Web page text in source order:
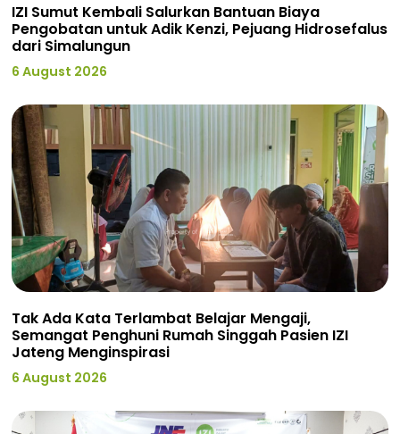
IZI Sumut Kembali Salurkan Bantuan Biaya
Pengobatan untuk Adik Kenzi, Pejuang Hidrosefalus
dari Simalungun
6 August 2026
Tak Ada Kata Terlambat Belajar Mengaji,
Semangat Penghuni Rumah Singgah Pasien IZI
Jateng Menginspirasi
6 August 2026